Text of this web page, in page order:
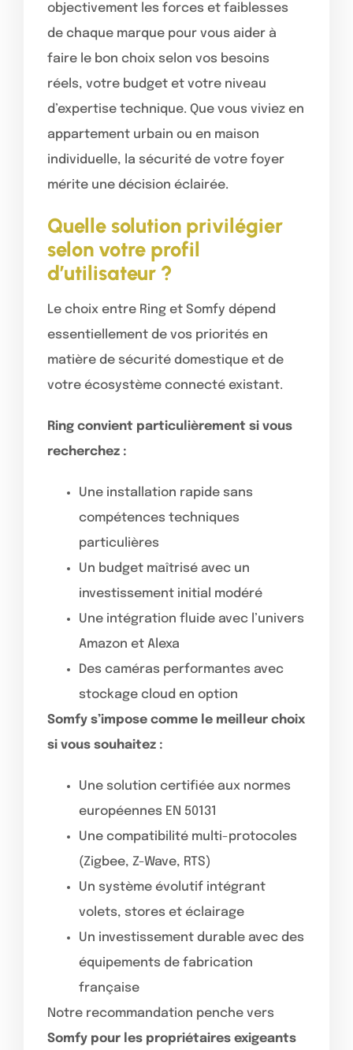
objectivement les forces et faiblesses
de chaque marque pour vous aider à
faire le bon choix selon vos besoins
réels, votre budget et votre niveau
d’expertise technique. Que vous viviez en
appartement urbain ou en maison
individuelle, la sécurité de votre foyer
mérite une décision éclairée.
Quelle solution privilégier
selon votre profil
d’utilisateur ?
Le choix entre Ring et Somfy dépend
essentiellement de vos priorités en
matière de sécurité domestique et de
votre écosystème connecté existant.
Ring convient particulièrement si vous
recherchez :
Une installation rapide sans
compétences techniques
particulières
Un budget maîtrisé avec un
investissement initial modéré
Une intégration fluide avec l’univers
Amazon et Alexa
Des caméras performantes avec
stockage cloud en option
Somfy s’impose comme le meilleur choix
si vous souhaitez :
Une solution certifiée aux normes
européennes EN 50131
Une compatibilité multi-protocoles
(Zigbee, Z-Wave, RTS)
Un système évolutif intégrant
volets, stores et éclairage
Un investissement durable avec des
équipements de fabrication
française
Notre recommandation penche vers
Somfy pour les propriétaires exigeants